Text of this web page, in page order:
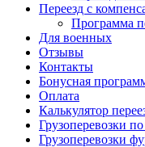
Переезд с
Программа
Для военных
Отзывы
Контакты
Бонусная
Оплата
Калькулятор
Грузоперевозки
Грузоперевозки